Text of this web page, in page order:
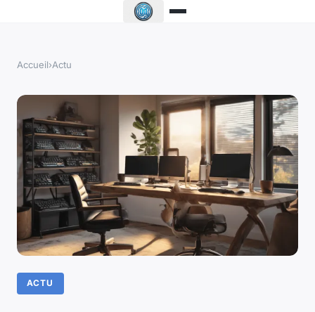
Accueil›Actu
ACTU